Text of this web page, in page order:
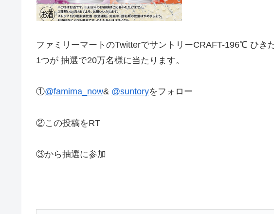
ファミリーマートのTwitterでサントリーCRAFT-196℃ ひ
1つが 抽選で20万名様に当たります。
①@famima_now& @suntoryをフォロー
②この投稿をRT
③から抽選に参加